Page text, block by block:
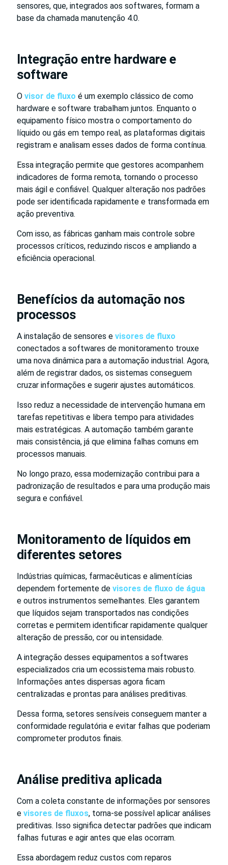
sensores, que, integrados aos softwares, formam a
base da chamada manutenção 4.0.
Integração entre hardware e
software
O visor de fluxo é um exemplo clássico de como
hardware e software trabalham juntos. Enquanto o
equipamento físico mostra o comportamento do
líquido ou gás em tempo real, as plataformas digitais
registram e analisam esses dados de forma contínua.
Essa integração permite que gestores acompanhem
indicadores de forma remota, tornando o processo
mais ágil e confiável. Qualquer alteração nos padrões
pode ser identificada rapidamente e transformada em
ação preventiva.
Com isso, as fábricas ganham mais controle sobre
processos críticos, reduzindo riscos e ampliando a
eficiência operacional.
Benefícios da automação nos
processos
A instalação de sensores e visores de fluxo
conectados a softwares de monitoramento trouxe
uma nova dinâmica para a automação industrial. Agora,
além de registrar dados, os sistemas conseguem
cruzar informações e sugerir ajustes automáticos.
Isso reduz a necessidade de intervenção humana em
tarefas repetitivas e libera tempo para atividades
mais estratégicas. A automação também garante
mais consistência, já que elimina falhas comuns em
processos manuais.
No longo prazo, essa modernização contribui para a
padronização de resultados e para uma produção mais
segura e confiável.
Monitoramento de líquidos em
diferentes setores
Indústrias químicas, farmacêuticas e alimentícias
dependem fortemente de visores de fluxo de água
e outros instrumentos semelhantes. Eles garantem
que líquidos sejam transportados nas condições
corretas e permitem identificar rapidamente qualquer
alteração de pressão, cor ou intensidade.
A integração desses equipamentos a softwares
especializados cria um ecossistema mais robusto.
Informações antes dispersas agora ficam
centralizadas e prontas para análises preditivas.
Dessa forma, setores sensíveis conseguem manter a
conformidade regulatória e evitar falhas que poderiam
comprometer produtos finais.
Análise preditiva aplicada
Com a coleta constante de informações por sensores
e visores de fluxos, torna-se possível aplicar análises
preditivas. Isso significa detectar padrões que indicam
falhas futuras e agir antes que elas ocorram.
Essa abordagem reduz custos com reparos